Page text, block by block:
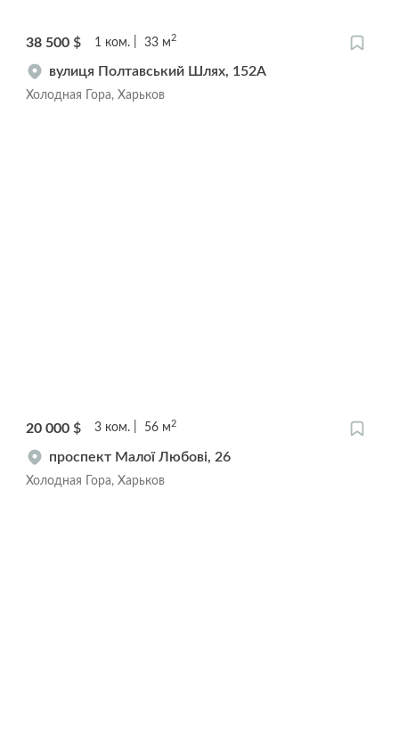
38 500 $ 1 ком. 33 м2
вулиця Полтавський Шлях, 152А
Холодная Гора, Харьков
20 000 $ 3 ком. 56 м 2
проспект Малої Любові, 26
Холодная Гора, Харьков